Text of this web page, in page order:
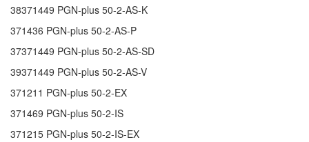
38371449 PGN-plus 50-2-AS-K
371436 PGN-plus 50-2-AS-P
37371449 PGN-plus 50-2-AS-SD
39371449 PGN-plus 50-2-AS-V
371211 PGN-plus 50-2-EX
371469 PGN-plus 50-2-IS
371215 PGN-plus 50-2-IS-EX